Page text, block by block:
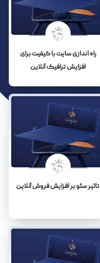
راه اندازی سایت با کیفیت برای
افزایش ترافیک آنلاین
تاثیر سئو بر افزایش فروش آنلاین